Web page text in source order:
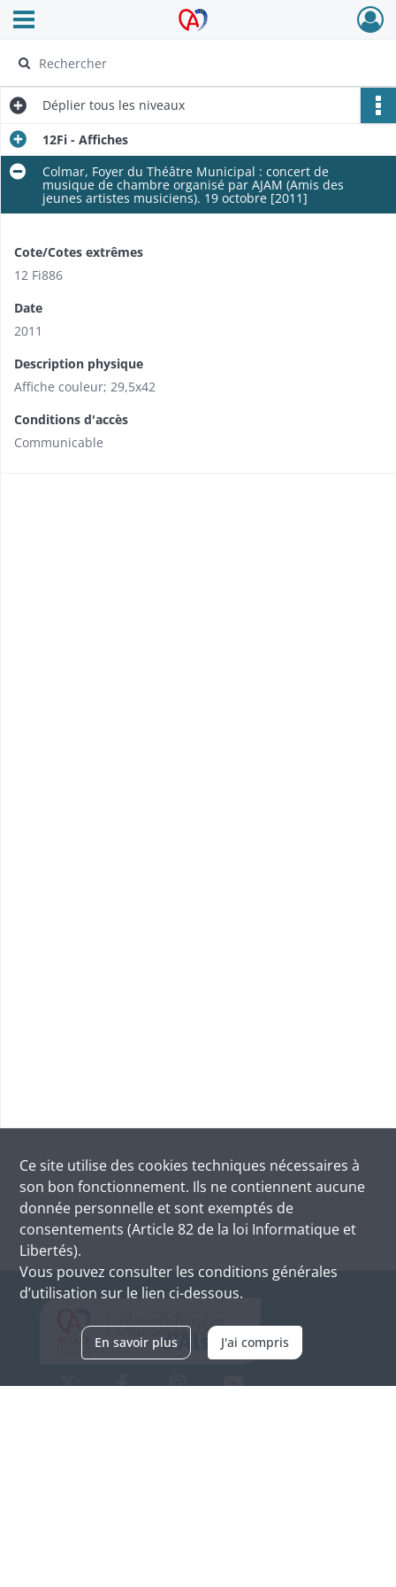
Archives Alsace - Colmar
Ouvrir le menu déroulant
Déplier tous les niveaux
12Fi - Affiches
Colmar, Foyer du Théâtre Municipal : concert de
musique de chambre organisé par AJAM (Amis des
jeunes artistes musiciens). 19 octobre [2011]
Cote/Cotes extrêmes
12 Fi886
Date
2011
Description physique
Affiche couleur; 29,5x42
Conditions d'accès
Communicable
Ce site utilise des cookies techniques nécessaires à
son bon fonctionnement. Ils ne contiennent aucune
donnée personnelle et sont exemptés de
consentements (Article 82 de la loi Informatique et
Libertés).
Vous pouvez consulter les conditions générales
d’utilisation sur le lien ci-dessous.
En savoir plus J'ai compris